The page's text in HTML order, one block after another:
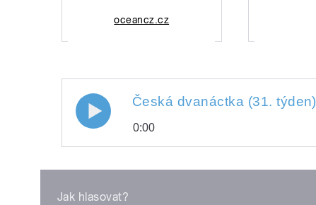
oceancz.cz
Česká dvanáctka (31. týden)
0:00
Jak hlasovat?